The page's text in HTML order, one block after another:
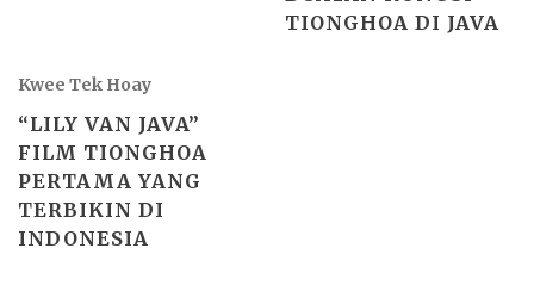
TIONGHOA DI JAVA
Kwee Tek Hoay
“LILY VAN JAVA”
FILM TIONGHOA
PERTAMA YANG
TERBIKIN DI
INDONESIA